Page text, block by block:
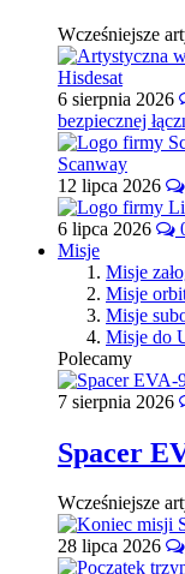
Wcześniejsze
6 sierpnia 2026
bezpiecznej
12 lipca 2026
6 lipca 2026
Misje
Misje
Misje
Misje
Misje do
Polecamy
7 sierpnia 2026
Spacer
Wcześniejsze
28 lipca 2026